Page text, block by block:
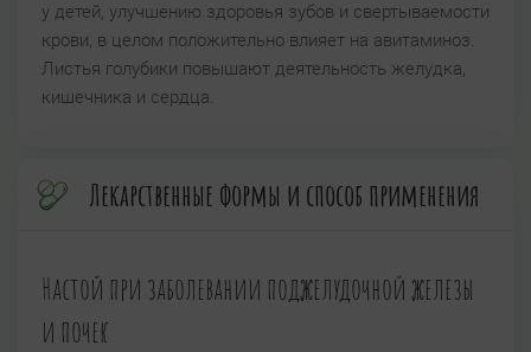
у детей, улучшению здоровья зубов и свертываемости
крови, в целом положительно влияет на авитаминоз.
Листья голубики повышают деятельность желудка,
кишечника и сердца.
Лекарственные формы и способ применения
Настой при заболевании поджелудочной железы
и почек